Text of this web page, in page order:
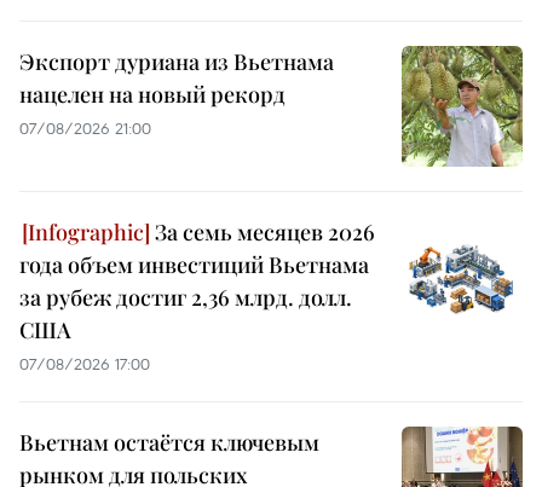
Экспорт дуриана из Вьетнама
нацелен на новый рекорд
07/08/2026 21:00
За семь месяцев 2026
года объем инвестиций Вьетнама
за рубеж достиг 2,36 млрд. долл.
США
07/08/2026 17:00
Вьетнам остаётся ключевым
рынком для польских